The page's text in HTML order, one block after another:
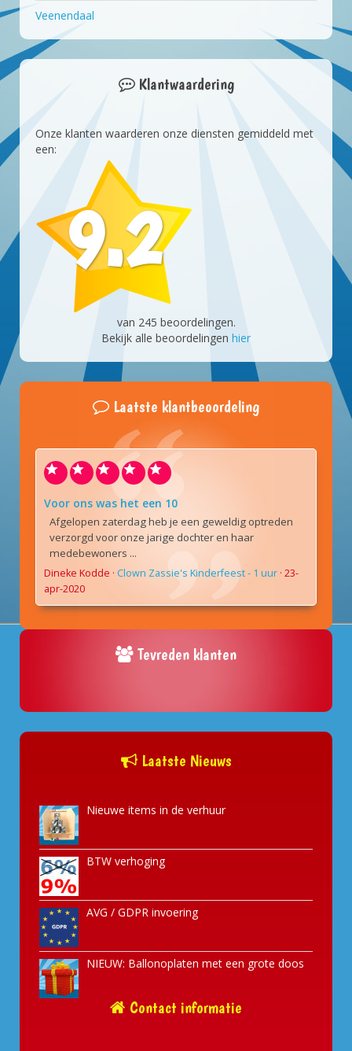
Veenendaal
Klantwaardering
Onze klanten waarderen onze diensten gemiddeld met
een:
9.2
van 245 beoordelingen.
Bekijk alle beoordelingen hier
Laatste klantbeoordeling
Voor ons was het een 10
Afgelopen zaterdag heb je een geweldig optreden
verzorgd voor onze jarige dochter en haar
medebewoners ...
Dineke Kodde · Clown Zassie's Kinderfeest - 1 uur · 23-
apr-2020
Tevreden klanten
Laatste Nieuws
Nieuwe items in de verhuur
BTW verhoging
AVG / GDPR invoering
NIEUW: Ballonoplaten met een grote doos
Contact informatie